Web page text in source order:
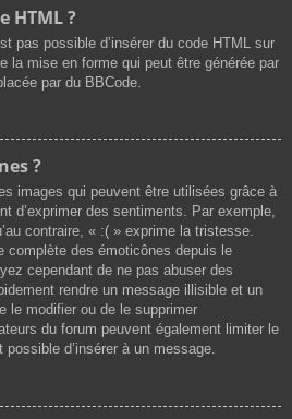
HTML ?
pas possible d’insérer du code HTML sur
la mise en forme qui peut être générée par
par du BBCode.
?
images qui peuvent être utilisées grâce à
d’exprimer des sentiments. Par exemple,
contraire, « :( » exprime la tristesse.
complète des émoticônes depuis le
cependant de ne pas abuser des
rendre un message illisible et un
le modifier ou de le supprimer
du forum peuvent également limiter le
possible d’insérer à un message.